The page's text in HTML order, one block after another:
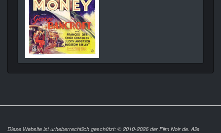
Diese Website ist urheberrechtlich geschützt: © 2010-2026 der Film Noir de. Alle